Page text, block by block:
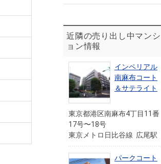
近隣の売り出し中マンシ
ョン情報
インペリアル
南麻布コート
＆サテライト
東京都港区南麻布4丁目11番
17号〜18号
東京メトロ日比谷線 広尾駅
パークコート